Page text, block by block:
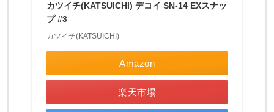
カツイチ(KATSUICHI) デコイ SN-14 EXスナッ
プ #3
カツイチ(KATSUICHI)
Amazon
楽天市場